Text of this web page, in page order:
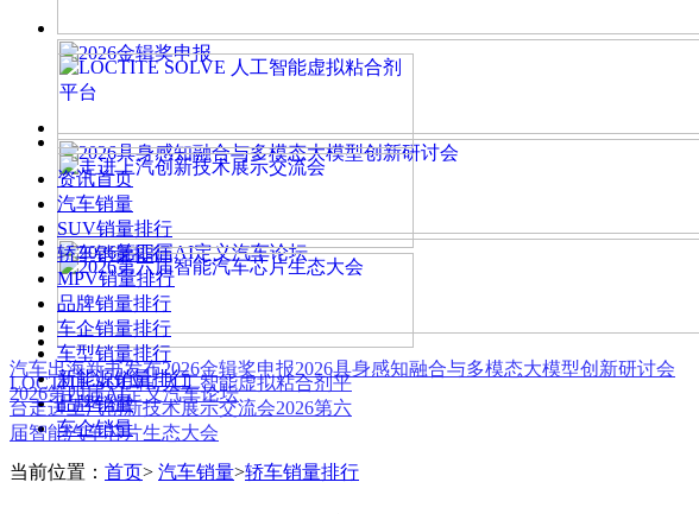
汽车出海新书发布2026金辑奖申报2026具身感知融合与多模态大模型创新研讨会
2026第四届AI定义汽车论坛
LOCTITE SOLVE 人工智能虚拟粘合剂平
台走进上汽创新技术展示交流会2026第六
届智能汽车芯片生态大会
资讯首页
汽车销量
SUV销量排行
轿车销量排行
MPV销量排行
品牌销量排行
车企销量排行
车型销量排行
新能源销量排行
品牌销量
车企销量
当前位置： 首页> 汽车销量>轿车销量排行